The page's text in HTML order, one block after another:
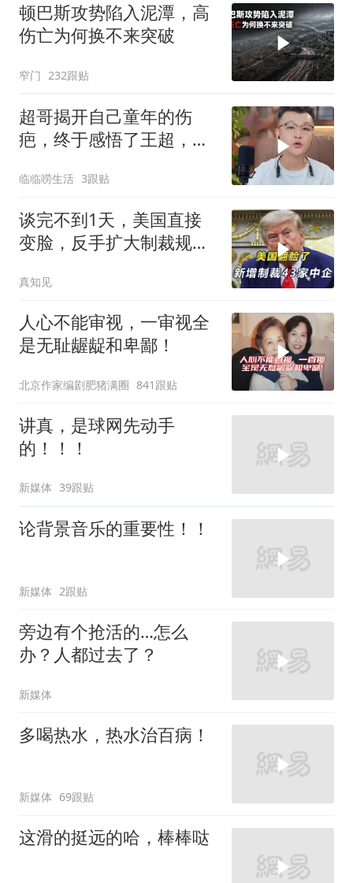
顿巴斯攻势陷入泥潭，高
伤亡为何换不来突破
窄门 232跟贴
超哥揭开自己童年的伤
疤，终于感悟了王超，他
临临唠生活 3跟贴
谈完不到1天，美国直接
变脸，反手扩大制裁规
真知见
人心不能审视，一审视全
是无耻龌龊和卑鄙！
北京作家编剧肥猪满圈 841跟贴
讲真，是球网先动手
的！！！
新媒体 39跟贴
论背景音乐的重要性！！
新媒体 2跟贴
旁边有个抢活的…怎么
办？人都过去了？
新媒体
多喝热水，热水治百病！
新媒体 69跟贴
这滑的挺远的哈，棒棒哒